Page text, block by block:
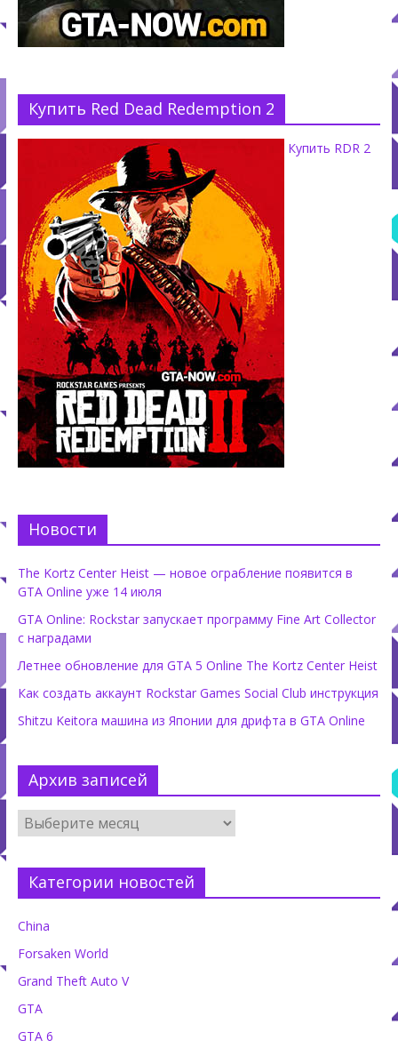
Купить Red Dead Redemption 2
Купить RDR 2
Новости
The Kortz Center Heist — новое ограбление появится в
GTA Online уже 14 июля
GTA Online: Rockstar запускает программу Fine Art Collector
с наградами
Летнее обновление для GTA 5 Online The Kortz Center Heist
Как создать аккаунт Rockstar Games Social Club инструкция
Shitzu Keitora машина из Японии для дрифта в GTA Online
Архив записей
Категории новостей
China
Forsaken World
Grand Theft Auto V
GTA
GTA 6